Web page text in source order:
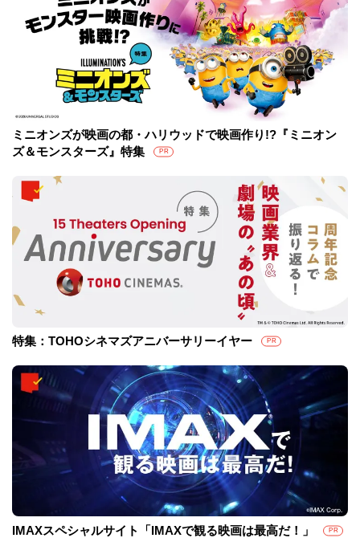
ミニオンズが映画の都・ハリウッドで映画作り!?『ミニオン
ズ＆モンスターズ』特集
PR
特集：TOHOシネマズアニバーサリーイヤー PR
IMAXスペシャルサイト「IMAXで観る映画は最高だ！」 PR